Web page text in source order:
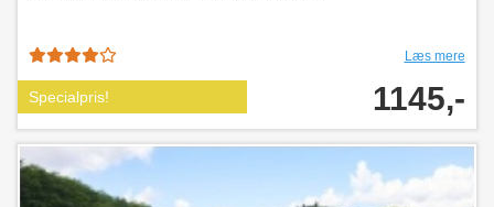
Læs mere
Specialpris! 1145,-